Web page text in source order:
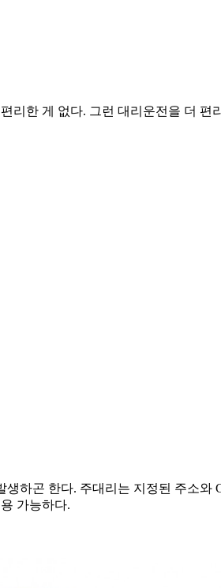
한 게 없다. 그런 대리운전을 더 편
하곤 한다. 주대리는 지정된 주소와
가능하다.